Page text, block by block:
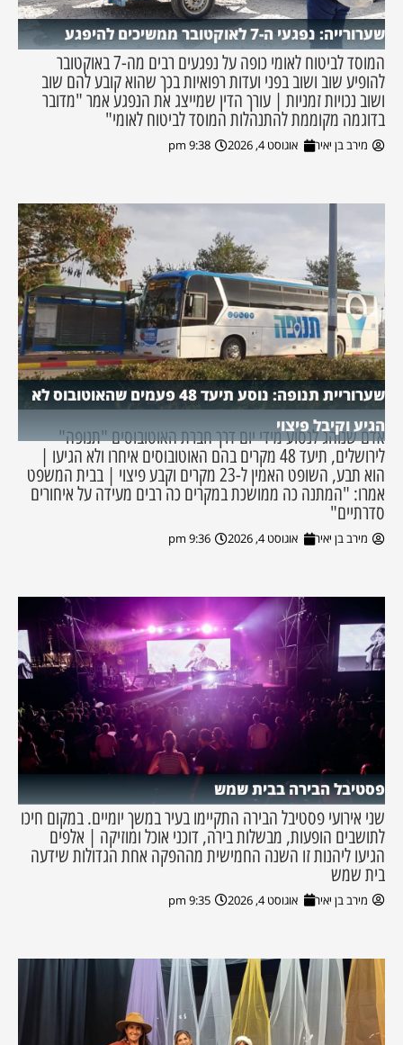
שערורייה: נפגעי ה-7 לאוקטובר ממשיכים להיפגע
המוסד לביטוח לאומי כופה על נפגעים רבים מה-7 באוקטובר
להופיע שוב ושוב בפני ועדות רפואיות בכך שהוא קובע להם שוב
ושוב נכויות זמניות | עורך הדין שמייצג את הנפגע אמר "מדובר
בדוגמה מקוממת להתנהלות המוסד לביטוח לאומי"
מירב בן יאיר אוגוסט 4, 2026 9:38 pm
שערוריית תנופה: נוסע תיעד 48 פעמים שהאוטובוס לא
הגיע וקיבל פיצוי
אדם שנוהג לנסוע מידי יום דרך חברת האוטובוסים "תנופה"
לירושלים, תיעד 48 מקרים בהם האוטובוסים איחרו ולא הגיעו |
הוא תבע, השופט האמין ל-23 מקרים וקבע פיצוי | בבית המשפט
אמרו: "המתנה כה ממושכת במקרים כה רבים מעידה על איחורים
סדרתיים"
מירב בן יאיר אוגוסט 4, 2026 9:36 pm
פסטיבל הבירה בבית שמש
שני אירועי פסטיבל הבירה התקיימו בעיר במשך יומיים. במקום חיכו
לתושבים הופעות, מבשלות בירה, דוכני אוכל ומוזיקה | אלפים
הגיעו ליהנות זו השנה החמישית מההפקה אחת הגדולות שידעה
בית שמש
מירב בן יאיר אוגוסט 4, 2026 9:35 pm